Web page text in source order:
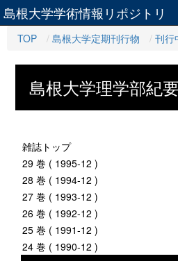
島根大学学術情報リポジトリ
TOP 島根大学定期刊行物 刊行
島根大学理学部紀要
雑誌トップ
29 巻 ( 1995-12 )
28 巻 ( 1994-12 )
27 巻 ( 1993-12 )
26 巻 ( 1992-12 )
25 巻 ( 1991-12 )
24 巻 ( 1990-12 )